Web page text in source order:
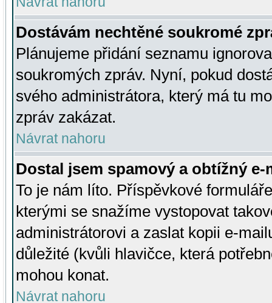
Dostávám nechtěné soukromé
Plánujeme přidání seznamu
soukromých zpráv. Nyní, pokud
svého administrátora, který má tu
zpráv zakázat.
Návrat nahoru
Dostal jsem spamový a obtížný
To je nám líto. Příspěvkové
kterými se snažíme vystopovat
administrátorovi a zaslat kopii e-
důležité (kvůli hlavičce, která
mohou konat.
Návrat nahoru